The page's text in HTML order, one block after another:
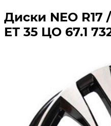
Диски NEO R17
ЕТ 35 ЦО 67.1